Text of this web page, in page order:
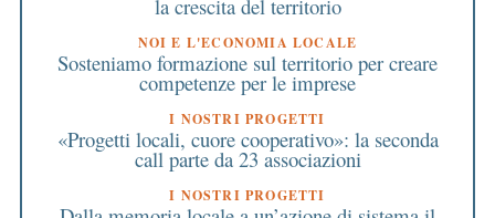
la crescita del territorio
NOI E L'ECONOMIA LOCALE
Sosteniamo formazione sul territorio per creare
competenze per le imprese
I NOSTRI PROGETTI
«Progetti locali, cuore cooperativo»: la seconda
call parte da 23 associazioni
I NOSTRI PROGETTI